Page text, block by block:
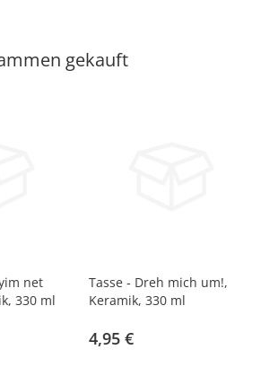
gekauft
net
330 ml
Tasse - Dreh mich um!,
Keramik, 330 ml
4,95 €